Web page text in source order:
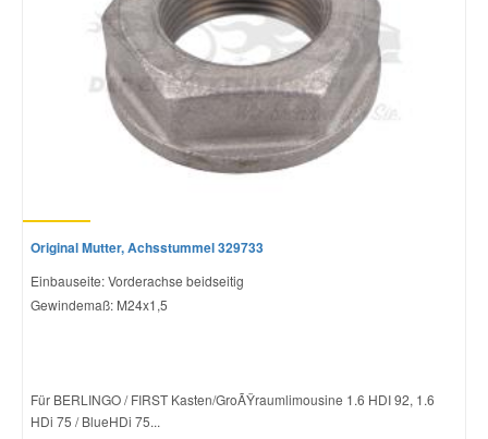
Original Mutter, Achsstummel 329733
Einbauseite: Vorderachse beidseitig
Gewindemaß: M24x1,5
Für BERLINGO / FIRST Kasten/GroÃŸraumlimousine 1.6 HDI 92, 1.6
HDi 75 / BlueHDi 75...